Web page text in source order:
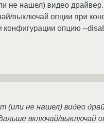
не нашел) видео
выключай опции при
опцию --
не нашел) видео
включай/выключай